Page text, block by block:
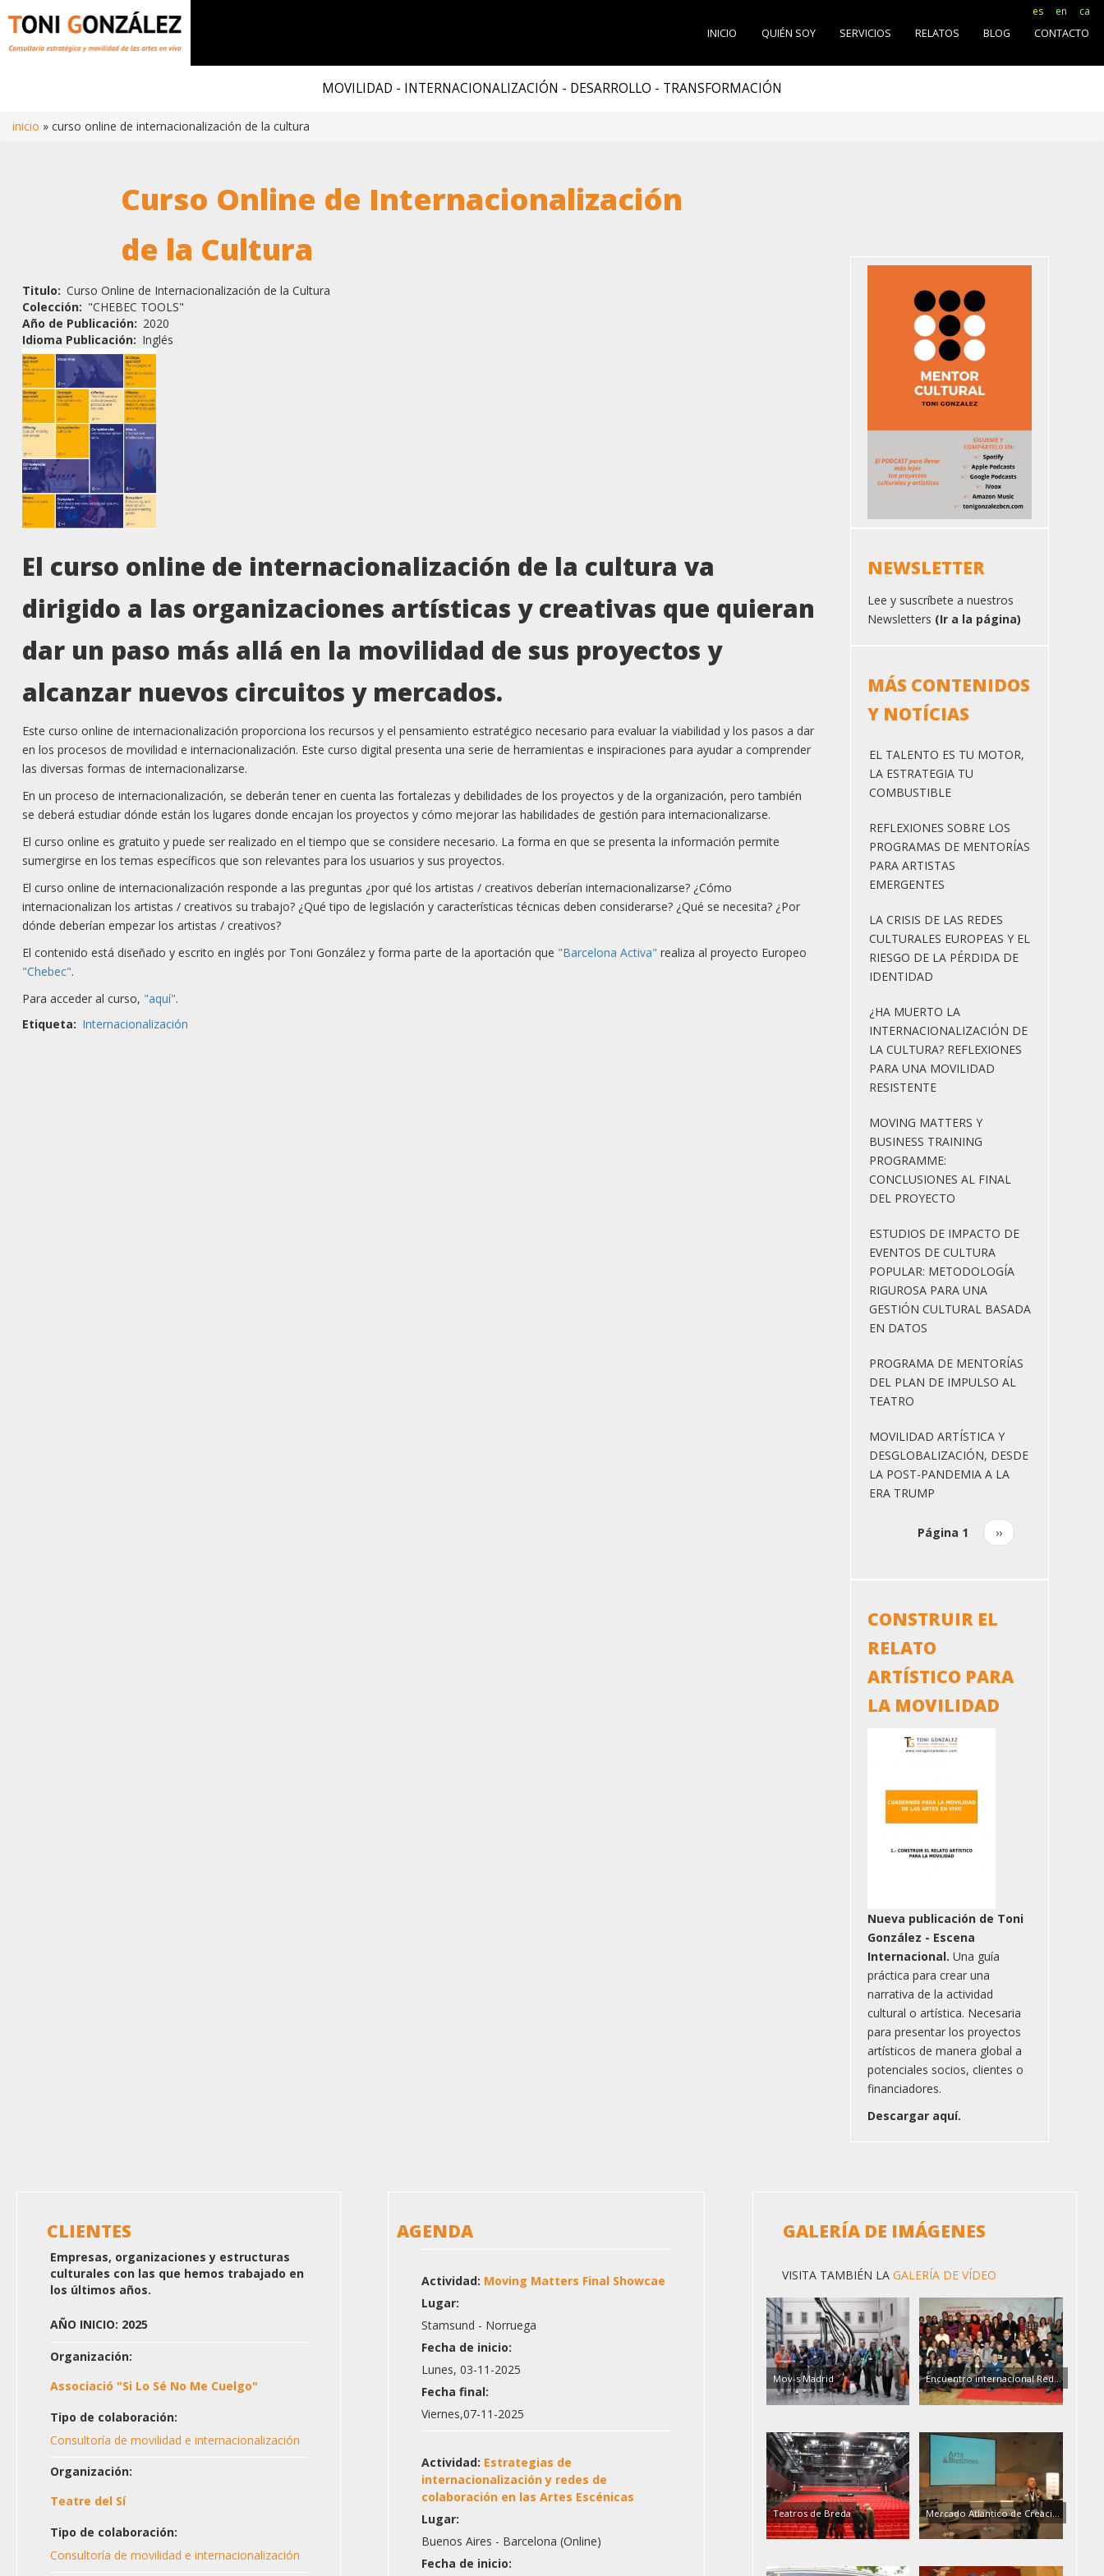
principal
MOVILIDAD - INTERNACIONALIZACIÓN - DESARROLLO - TRANSFORMACIÓN
INICIO QUIÉN SOY SERVICIOS RELATOS BLOG CONTACTO
navegación
inicio curso online de internacionalización de la cultura
es en ca
Curso Online de Internacionalización
de la Cultura
Titulo
Curso Online de Internacionalización de la Cultura
Colección
"CHEBEC TOOLS"
Año de Publicación
2020
Idioma Publicación
Inglés
El curso online de internacionalización de la cultura va
dirigido a las organizaciones artísticas y creativas que quieran
dar un paso más allá en la movilidad de sus proyectos y
alcanzar nuevos circuitos y mercados.
Este curso online de internacionalización proporciona los recursos y el pensamiento estratégico necesario para evaluar la viabilidad y los pasos a dar
en los procesos de movilidad e internacionalización. Este curso digital presenta una serie de herramientas e inspiraciones para ayudar a comprender
las diversas formas de internacionalizarse.
En un proceso de internacionalización, se deberán tener en cuenta las fortalezas y debilidades de los proyectos y de la organización, pero también
se deberá estudiar dónde están los lugares donde encajan los proyectos y cómo mejorar las habilidades de gestión para internacionalizarse.
El curso online es gratuito y puede ser realizado en el tiempo que se considere necesario. La forma en que se presenta la información permite
sumergirse en los temas específicos que son relevantes para los usuarios y sus proyectos.
El curso online de internacionalización responde a las preguntas ¿por qué los artistas / creativos deberían internacionalizarse? ¿Cómo
internacionalizan los artistas / creativos su trabajo? ¿Qué tipo de legislación y características técnicas deben considerarse? ¿Qué se necesita? ¿Por
dónde deberían empezar los artistas / creativos?
El contenido está diseñado y escrito en inglés por Toni González y forma parte de la aportación que "Barcelona Activa" realiza al proyecto Europeo
"Chebec".
Para acceder al curso, "aquí".
Etiqueta
Internacionalización
NEWSLETTER
Lee y suscríbete a nuestros
Newsletters (Ir a la página)
MÁS CONTENIDOS
Y NOTÍCIAS
EL TALENTO ES TU MOTOR,
LA ESTRATEGIA TU
COMBUSTIBLE
REFLEXIONES SOBRE LOS
PROGRAMAS DE MENTORÍAS
PARA ARTISTAS
EMERGENTES
LA CRISIS DE LAS REDES
CULTURALES EUROPEAS Y EL
RIESGO DE LA PÉRDIDA DE
IDENTIDAD
¿HA MUERTO LA
INTERNACIONALIZACIÓN DE
LA CULTURA? REFLEXIONES
PARA UNA MOVILIDAD
RESISTENTE
MOVING MATTERS Y
BUSINESS TRAINING
PROGRAMME:
CONCLUSIONES AL FINAL
DEL PROYECTO
ESTUDIOS DE IMPACTO DE
EVENTOS DE CULTURA
POPULAR: METODOLOGÍA
RIGUROSA PARA UNA
GESTIÓN CULTURAL BASADA
EN DATOS
PROGRAMA DE MENTORÍAS
DEL PLAN DE IMPULSO AL
TEATRO
MOVILIDAD ARTÍSTICA Y
DESGLOBALIZACIÓN, DESDE
LA POST-PANDEMIA A LA
ERA TRUMP
Paginación
Página 1
Siguiente
página
››
CONSTRUIR EL
RELATO
ARTÍSTICO PARA
LA MOVILIDAD
Nueva publicación de Toni
González - Escena
Internacional. Una guía
práctica para crear una
narrativa de la actividad
cultural o artística. Necesaria
para presentar los proyectos
artísticos de manera global a
potenciales socios, clientes o
financiadores.
Descargar aquí.
CLIENTES
Empresas, organizaciones y estructuras
culturales con las que hemos trabajado en
los últimos años.
AÑO INICIO: 2025
Organización:
Associació "Si Lo Sé No Me Cuelgo"
Tipo de colaboración:
Consultoría de movilidad e internacionalización
Organización:
Teatre del Sí
Tipo de colaboración:
Consultoría de movilidad e internacionalización
AGENDA
Actividad: Moving Matters Final Showcae
Lugar:
Stamsund - Norruega
Fecha de inicio:
Lunes, 03-11-2025
Fecha final:
Viernes,07-11-2025
Actividad: Estrategias de
internacionalización y redes de
colaboración en las Artes Escénicas
Lugar:
Buenos Aires - Barcelona (Online)
Fecha de inicio:
GALERÍA DE IMÁGENES
VISITA TAMBIÉN LAGALERÍA DE VÍDEO
Mov-s Madrid Encuentro internacional Red...
Teatros de Breda Mercado Atlantico de Creaci...